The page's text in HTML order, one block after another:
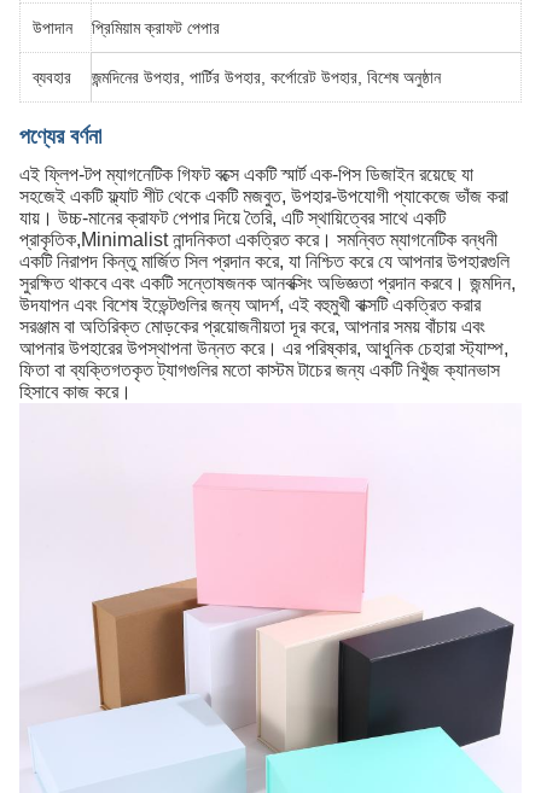
উপাদান প্রিমিয়াম ক্রাফট পেপার
ব্যবহার জন্মদিনের উপহার, পার্টির উপহার, কর্পোরেট উপহার, বিশেষ অনুষ্ঠান
পণ্যের বর্ণনা
এই ফ্লিপ-টপ ম্যাগনেটিক গিফট বক্সে একটি স্মার্ট এক-পিস ডিজাইন রয়েছে যা
সহজেই একটি ফ্ল্যাট শীট থেকে একটি মজবুত, উপহার-উপযোগী প্যাকেজে ভাঁজ করা
যায়। উচ্চ-মানের ক্রাফট পেপার দিয়ে তৈরি, এটি স্থায়িত্বের সাথে একটি
প্রাকৃতিক,Minimalist নান্দনিকতা একত্রিত করে। সমন্বিত ম্যাগনেটিক বন্ধনী
একটি নিরাপদ কিন্তু মার্জিত সিল প্রদান করে, যা নিশ্চিত করে যে আপনার উপহারগুলি
সুরক্ষিত থাকবে এবং একটি সন্তোষজনক আনবক্সিং অভিজ্ঞতা প্রদান করবে। জন্মদিন,
উদযাপন এবং বিশেষ ইভেন্টগুলির জন্য আদর্শ, এই বহুমুখী বাক্সটি একত্রিত করার
সরঞ্জাম বা অতিরিক্ত মোড়কের প্রয়োজনীয়তা দূর করে, আপনার সময় বাঁচায় এবং
আপনার উপহারের উপস্থাপনা উন্নত করে। এর পরিষ্কার, আধুনিক চেহারা স্ট্যাম্প,
ফিতা বা ব্যক্তিগতকৃত ট্যাগগুলির মতো কাস্টম টাচের জন্য একটি নিখুঁজ ক্যানভাস
হিসাবে কাজ করে।